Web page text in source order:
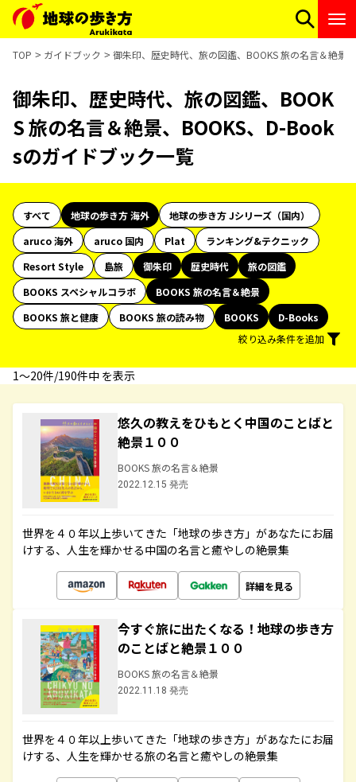
TOP ガイドブック 御朱印、歴史時代、旅の図鑑、BOOKS 旅の名言＆絶景
御朱印、歴史時代、旅の図鑑、BOOK
S 旅の名言＆絶景、BOOKS、D-Book
sのガイドブック一覧
すべて 地球の歩き方 海外
地球の歩き方 Jシリーズ（国内）
aruco 海外
aruco 国内 Plat
ランキング&テクニック
Resort Style
島旅 御朱印 歴史時代
旅の図鑑
BOOKS スペシャルコラボ
BOOKS 旅の名言＆絶景
BOOKS 旅と健康
BOOKS 旅の読み物 BOOKS
D-Books
絞り込み条件を追加
1〜20件/190件中 を表示
悠久の教えをひもとく中国のことばと
絶景１００
BOOKS 旅の名言＆絶景
2022.12.15 発売
世界を４０年以上歩いてきた「地球の歩き方」があなたにお届
けする、人生を輝かせる中国の名言と癒やしの絶景集
詳細を見る
今すぐ旅に出たくなる！地球の歩き方
のことばと絶景１００
BOOKS 旅の名言＆絶景
2022.11.18 発売
世界を４０年以上歩いてきた「地球の歩き方」があなたにお届
けする、人生を輝かせる旅の名言と癒やしの絶景集